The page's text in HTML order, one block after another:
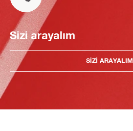
Sizi arayalım
SIZI ARAYALIM